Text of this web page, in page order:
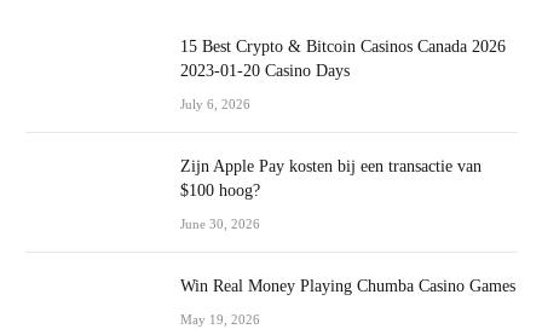
15 Best Crypto & Bitcoin Casinos Canada 2026
2023-01-20 Casino Days
July 6, 2026
Zijn Apple Pay kosten bij een transactie van
$100 hoog?
June 30, 2026
Win Real Money Playing Chumba Casino Games
May 19, 2026